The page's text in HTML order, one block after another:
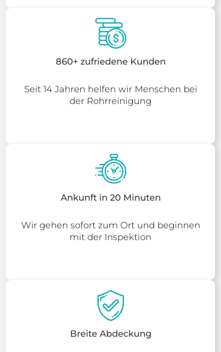
860+ zufriedene Kunden
Seit 14 Jahren helfen wir Menschen bei
der Rohrreinigung
Ankunft in 20 Minuten
Wir gehen sofort zum Ort und beginnen
mit der Inspektion
Breite Abdeckung